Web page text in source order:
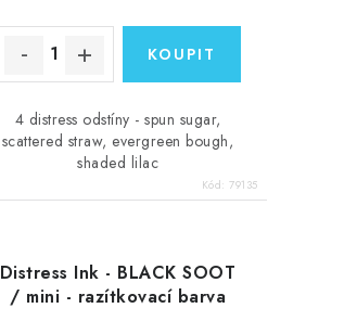
4 distress odstíny - spun sugar,
scattered straw, evergreen bough,
shaded lilac
Kód:79135
Distress Ink - BLACK SOOT
/ mini - razítkovací barva